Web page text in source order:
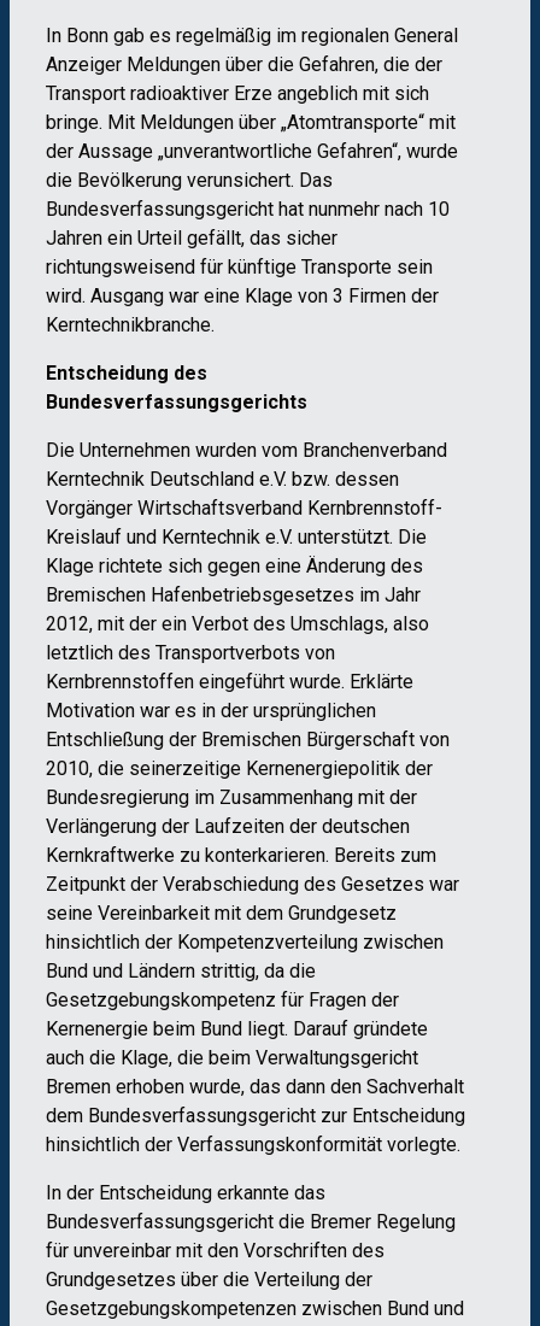
In Bonn gab es regelmäßig im regionalen General
Anzeiger Meldungen über die Gefahren, die der
Transport radioaktiver Erze angeblich mit sich
bringe. Mit Meldungen über „Atomtransporte“ mit
der Aussage „unverantwortliche Gefahren“, wurde
die Bevölkerung verunsichert. Das
Bundesverfassungsgericht hat nunmehr nach 10
Jahren ein Urteil gefällt, das sicher
richtungsweisend für künftige Transporte sein
wird. Ausgang war eine Klage von 3 Firmen der
Kerntechnikbranche.
Entscheidung des
Bundesverfassungsgerichts
Die Unternehmen wurden vom Branchenverband
Kerntechnik Deutschland e.V. bzw. dessen
Vorgänger Wirtschaftsverband Kernbrennstoff-
Kreislauf und Kerntechnik e.V. unterstützt. Die
Klage richtete sich gegen eine Änderung des
Bremischen Hafenbetriebsgesetzes im Jahr
2012, mit der ein Verbot des Umschlags, also
letztlich des Transportverbots von
Kernbrennstoffen eingeführt wurde. Erklärte
Motivation war es in der ursprünglichen
Entschließung der Bremischen Bürgerschaft von
2010, die seinerzeitige Kernenergiepolitik der
Bundesregierung im Zusammenhang mit der
Verlängerung der Laufzeiten der deutschen
Kernkraftwerke zu konterkarieren. Bereits zum
Zeitpunkt der Verabschiedung des Gesetzes war
seine Vereinbarkeit mit dem Grundgesetz
hinsichtlich der Kompetenzverteilung zwischen
Bund und Ländern strittig, da die
Gesetzgebungskompetenz für Fragen der
Kernenergie beim Bund liegt. Darauf gründete
auch die Klage, die beim Verwaltungsgericht
Bremen erhoben wurde, das dann den Sachverhalt
dem Bundesverfassungsgericht zur Entscheidung
hinsichtlich der Verfassungskonformität vorlegte.
In der Entscheidung erkannte das
Bundesverfassungsgericht die Bremer Regelung
für unvereinbar mit den Vorschriften des
Grundgesetzes über die Verteilung der
Gesetzgebungskompetenzen zwischen Bund und